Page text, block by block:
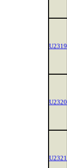
U2319
U2320
U2321